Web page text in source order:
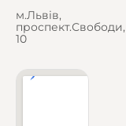
м.Львів,
проспект.Свободи,
10